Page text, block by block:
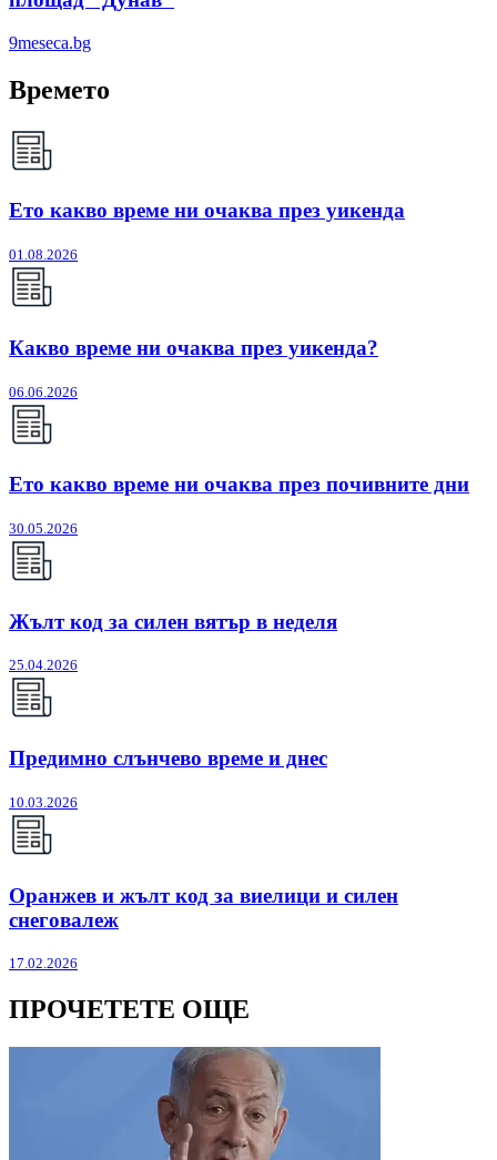
9meseca.bg
Времето
Ето какво време ни очаква през уикенда
01.08.2026
Какво време ни очаква през уикенда?
06.06.2026
Ето какво време ни очаква през почивните дни
30.05.2026
Жълт код за силен вятър в неделя
25.04.2026
Предимно слънчево време и днес
10.03.2026
Оранжев и жълт код за виелици и силен
снеговалеж
17.02.2026
ПРОЧЕТЕТЕ ОЩЕ